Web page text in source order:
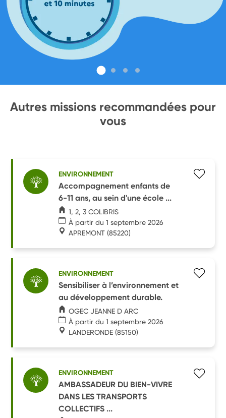
Autres missions recommandées pour
vous
ENVIRONNEMENT
Accompagnement enfants de
6-11 ans, au sein d'une école ...
1, 2, 3 COLIBRIS
À partir du 1 septembre 2026
APREMONT (85220)
ENVIRONNEMENT
Sensibiliser à l’environnement et
au développement durable.
OGEC JEANNE D ARC
À partir du 1 septembre 2026
LANDERONDE (85150)
ENVIRONNEMENT
AMBASSADEUR DU BIEN-VIVRE
DANS LES TRANSPORTS
COLLECTIFS ...